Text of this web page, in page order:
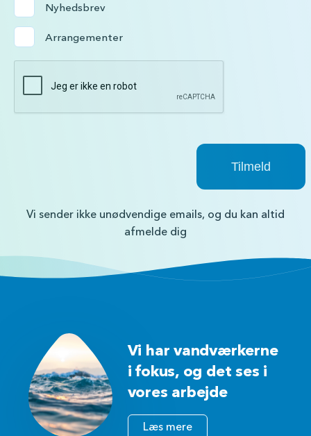
Nyhedsbrev
Arrangementer
Vi sender ikke unødvendige emails, og du kan altid
afmelde dig
Vi har vandværkerne
i fokus, og det ses i
vores arbejde
Læs mere